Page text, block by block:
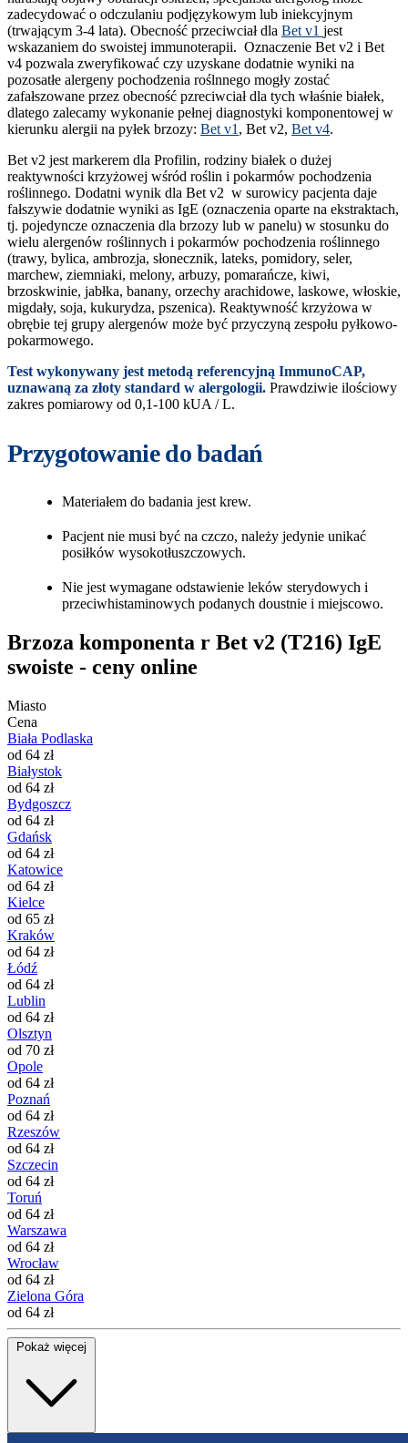
zadecydować o odczulaniu podjęzykowym lub iniekcyjnym
(trwającym 3-4 lata). Obecność przeciwciał dla Bet v1 jest
wskazaniem do swoistej immunoterapii. Oznaczenie Bet v2 i Bet
v4 pozwala zweryfikować czy uzyskane dodatnie wyniki na
pozosatłe alergeny pochodzenia roślnnego mogły zostać
zafałszowane przez obecność pzreciwciał dla tych właśnie białek,
dlatego zalecamy wykonanie pełnej diagnostyki komponentowej w
kierunku alergii na pyłek brzozy: Bet v1, Bet v2, Bet v4.
Bet v2 jest markerem dla Profilin, rodziny białek o dużej
reaktywności krzyżowej wśród roślin i pokarmów pochodzenia
roślinnego. Dodatni wynik dla Bet v2 w surowicy pacjenta daje
fałszywie dodatnie wyniki as IgE (oznaczenia oparte na ekstraktach,
tj. pojedyncze oznaczenia dla brzozy lub w panelu) w stosunku do
wielu alergenów roślinnych i pokarmów pochodzenia roślinnego
(trawy, bylica, ambrozja, słonecznik, lateks, pomidory, seler,
marchew, ziemniaki, melony, arbuzy, pomarańcze, kiwi,
brzoskwinie, jabłka, banany, orzechy arachidowe, laskowe, włoskie,
migdały, soja, kukurydza, pszenica). Reaktywność krzyżowa w
obrębie tej grupy alergenów może być przyczyną zespołu pyłkowo-
pokarmowego.
Test wykonywany jest metodą referencyjną ImmunoCAP,
uznawaną za złoty standard w alergologii. Prawdziwie ilościowy
zakres pomiarowy od 0,1-100 kUA / L.
Przygotowanie do badań
Materiałem do badania jest krew.
Pacjent nie musi być na czczo, należy jedynie unikać
posiłków wysokotłuszczowych.
Nie jest wymagane odstawienie leków sterydowych i
przeciwhistaminowych podanych doustnie i miejscowo.
Brzoza komponenta r Bet v2 (T216) IgE
swoiste - ceny online
Miasto
Cena
Biała Podlaska
od 64 zł
Białystok
od 64 zł
Bydgoszcz
od 64 zł
Gdańsk
od 64 zł
Katowice
od 64 zł
Kielce
od 65 zł
Kraków
od 64 zł
Łódź
od 64 zł
Lublin
od 64 zł
Olsztyn
od 70 zł
Opole
od 64 zł
Poznań
od 64 zł
Rzeszów
od 64 zł
Szczecin
od 64 zł
Toruń
od 64 zł
Warszawa
od 64 zł
Wrocław
od 64 zł
Zielona Góra
od 64 zł